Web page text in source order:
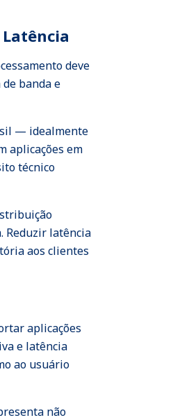
deve
banda e
— idealmente
aplicações em
técnico
Reduzir latência
aos clientes
aplicações
e latência
ao usuário
não